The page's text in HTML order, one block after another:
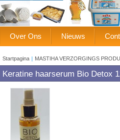
Over Ons Nieuws
Startpagina | MASTIHA VERZORGINGS
Keratine haarserum Bio Detox